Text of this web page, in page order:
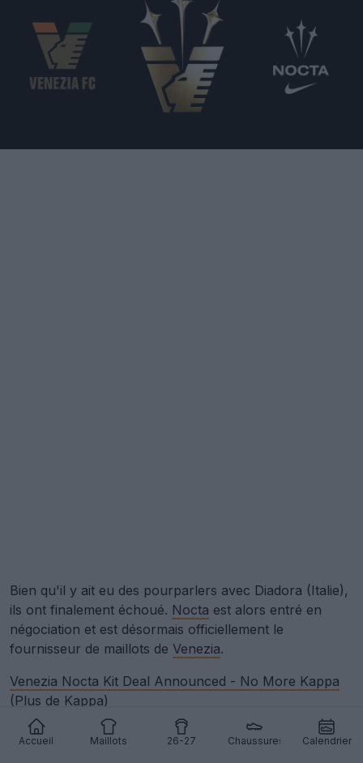
Accueil Maillots 26-27 Chaussures Calendrier
Bien qu'il y ait eu des pourparlers avec Diadora (Italie),
ils ont finalement échoué. Nocta est alors entré en
négociation et est désormais officiellement le
fournisseur de maillots de Venezia.
Venezia Nocta Kit Deal Announced - No More Kappa
(Plus de Kappa)
Como : Errea ➡ Adidas